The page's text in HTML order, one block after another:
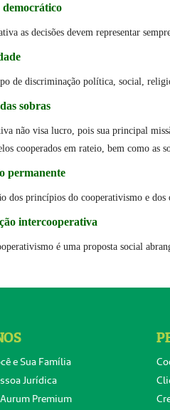
as decisões devem representar
de discriminação política, social,
sobras
não visa lucro, pois sua principal
cooperados em rateio, bem como as
permanente
dos princípios do cooperativismo e dos
intercooperativa
é uma proposta social
e Sua Família
Jurídica
Premium